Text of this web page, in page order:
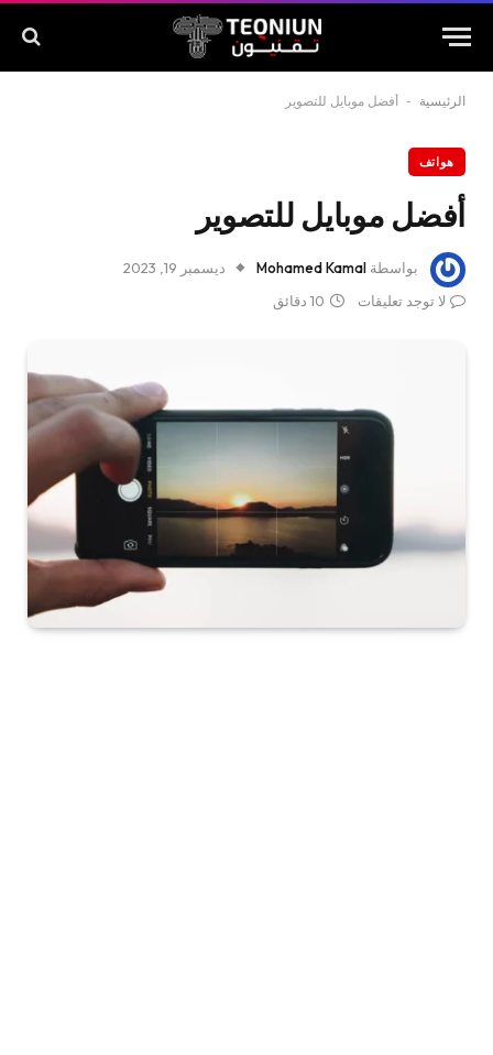
الرئيسية - أفضل موبايل للتصوير
هواتف
أفضل موبايل للتصوير
بواسطة Mohamed Kamal
ديسمبر 19, 2023
لا توجد تعليقات
10 دقائق